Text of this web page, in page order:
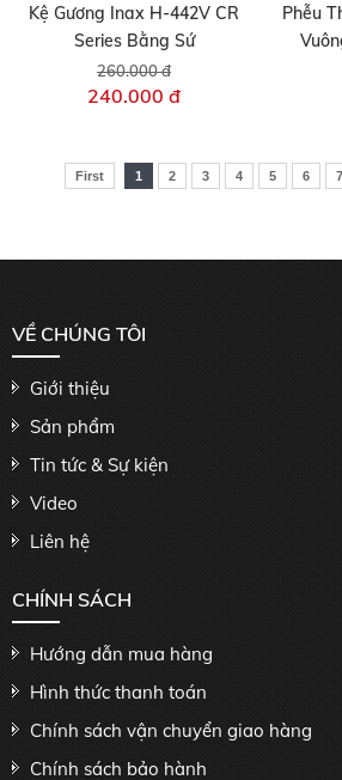
Kệ Gương Inax H-442V CR
Series Bằng Sứ
260.000 đ
240.000 đ
Phễu
First 1 2 3 4 5 6 7
VỀ CHÚNG TÔI
Giới thiệu
Sản phẩm
Tin tức & Sự kiện
Video
Liên hệ
CHÍNH SÁCH
Hướng dẫn mua hàng
Hình thức thanh toán
Chính sách vận chuyển giao hàng
Chính sách bảo hành